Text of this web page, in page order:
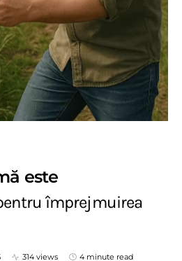
este
împrejmuirea
314 views 4 minute read